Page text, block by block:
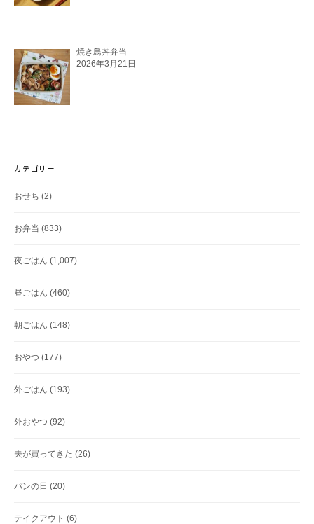
焼き鳥丼弁当
2026年3月21日
カテゴリー
おせち (2)
お弁当 (833)
夜ごはん (1,007)
昼ごはん (460)
朝ごはん (148)
おやつ (177)
外ごはん (193)
外おやつ (92)
夫が買ってきた (26)
パンの日 (20)
テイクアウト (6)